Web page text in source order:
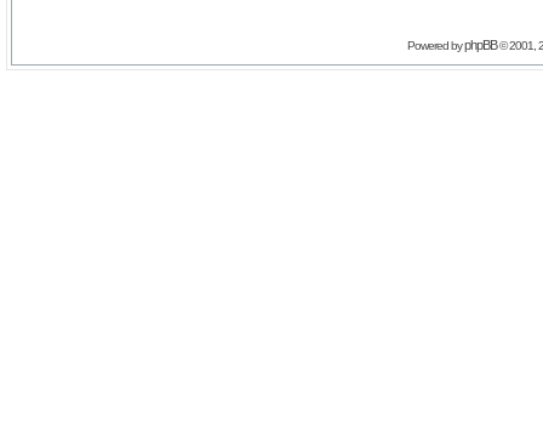
Powered byphpBB© 2001,